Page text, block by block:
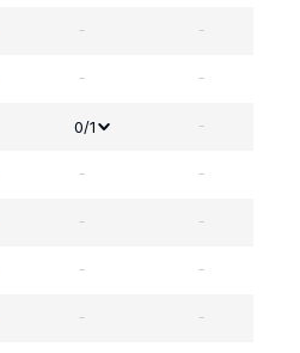
- -
- -
0/1 -
- -
- -
- -
- -